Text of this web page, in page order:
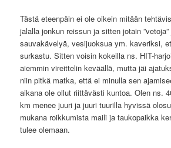
Tästä eteenpäin ei ole oikein mitään
jalalla jonkun reissun ja sitten jotain
sauvakävelyä, vesijuoksua ym. kaveriksi,
surkastu. Sitten voisin kokeilla ns. HIT-
aiemmin vireittelin keväällä, mutta jäi
niin pitkä matka, että ei minulla sen
aikana ole ollut riittävästi kuntoa. Olen ns.
km menee juuri ja juuri tuurilla hyvissä
mukana roikkumista maili ja taukopaikka
tulee olemaan.